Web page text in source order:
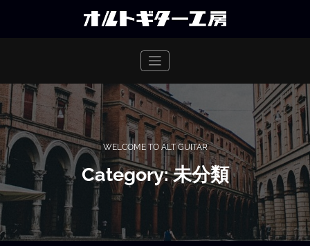
WELCOME TO ALT GUITAR
Category: 未分類